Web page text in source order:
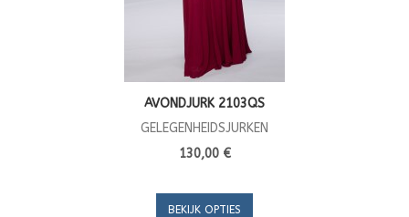
AVONDJURK 2103QS
GELEGENHEIDSJURKEN
130,00 €
BEKIJK OPTIES